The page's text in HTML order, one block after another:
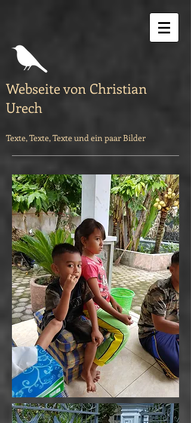
Webseite von Christian
Urech
Texte, Texte, Texte und ein paar Bilder